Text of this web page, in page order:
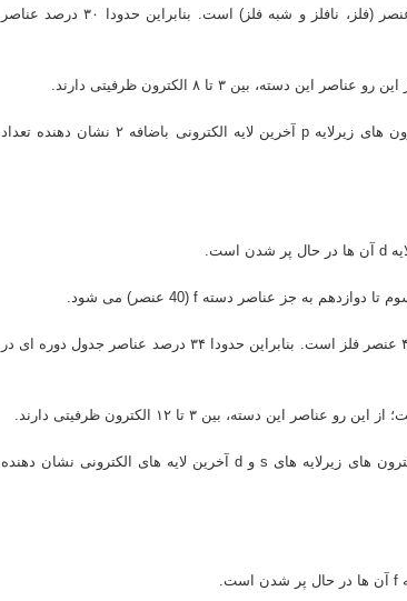
پس می توان گفت دسته p کلا شامل ۳۶ عنصر (فلز، نافلز و شبه فلز) است. بنابراین حدودا ۳۰ درصد عناصر
در حقیقت می توان گفت که تعداد الکترون های زیرلایه p آخرین لایه الکترونی باضافه ۲ نشان دهنده تعداد
پس می توان گفت دسته d کلا شامل ۴۰ عنصر فلز است. بنابراین حدودا ۳۴ درصد عناصر جدول دوره ای در
در حقیقت می توان گفت که تعداد الکترون های زیرلایه های s و d آخرین لایه های الکترونی نشان دهنده